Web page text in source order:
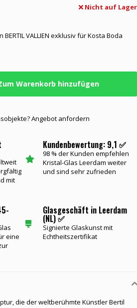
Nicht auf Lager
VALLIEN exklusiv für Kosta Boda
Warenkorb hinzufügen
Angebot anfordern
mit
Kundenbewertung: 9,1 ✅
98 % der Kunden empfehlen
Kristal-Glas Leerdam weiter
und sind sehr zufrieden
eine
Glasgeschäft in Leerdam
(NL) ✅
Signierte Glaskunst mit
Echtheitszertifikat
die der weltberühmte Künstler Bertil